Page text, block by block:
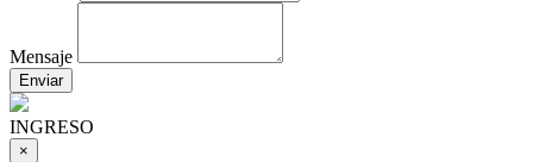
Mensaje
Enviar
INGRESO
×